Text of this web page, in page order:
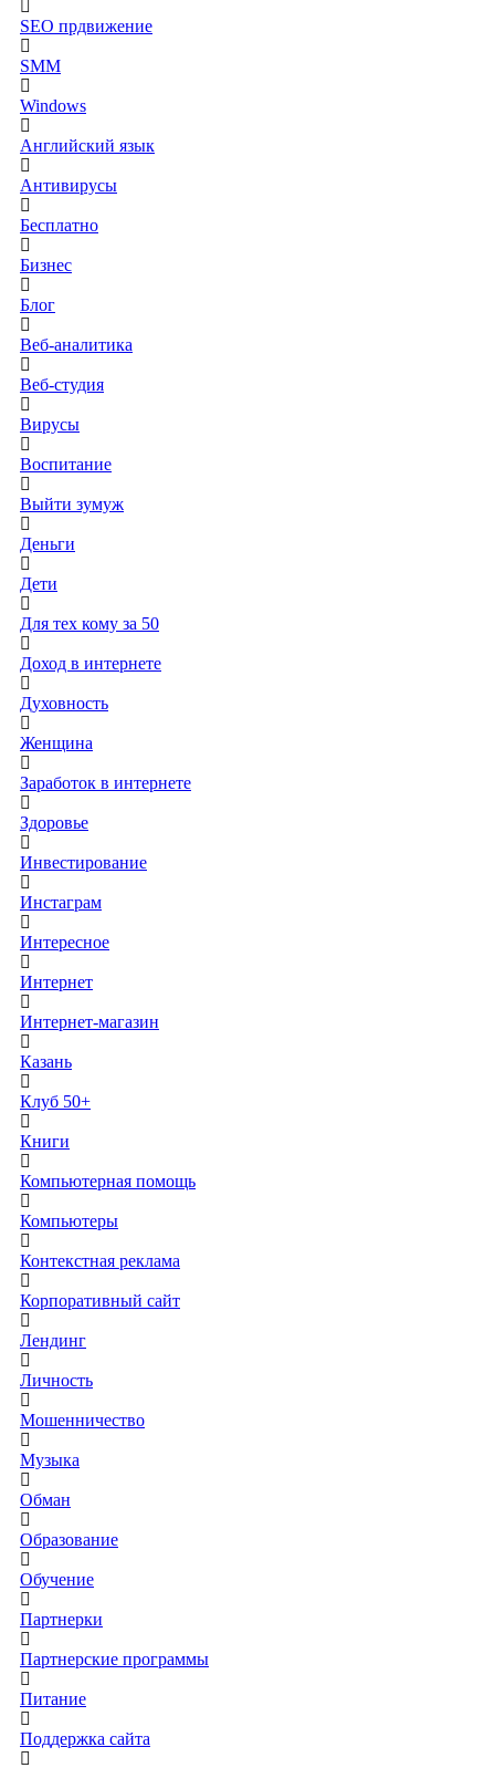
SEO прдвижение
SMM
Windows
Английский язык
Антивирусы
Бесплатно
Бизнес
Блог
Веб-аналитика
Веб-студия
Вирусы
Воспитание
Выйти зумуж
Деньги
Дети
Для тех кому за 50
Доход в интернете
Духовность
Женщина
Заработок в интернете
Здоровье
Инвестирование
Инстаграм
Интересное
Интернет
Интернет-магазин
Казань
Клуб 50+
Книги
Компьютерная помощь
Компьютеры
Контекстная реклама
Корпоративный сайт
Лендинг
Личность
Мошенничество
Музыка
Обман
Образование
Обучение
Партнерки
Партнерские программы
Питание
Поддержка сайта